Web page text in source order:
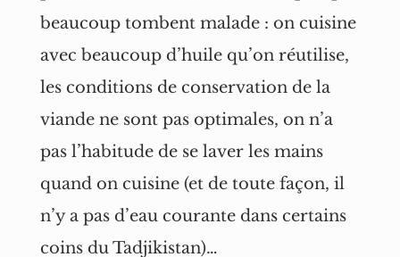
beaucoup tombent malade : on cuisine
avec beaucoup d’huile qu’on réutilise,
les conditions de conservation de la
viande ne sont pas optimales, on n’a
pas l’habitude de se laver les mains
quand on cuisine (et de toute façon, il
n’y a pas d’eau courante dans certains
coins du Tadjikistan)…